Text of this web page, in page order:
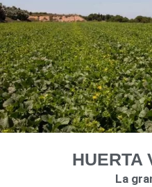
HUERTA
La